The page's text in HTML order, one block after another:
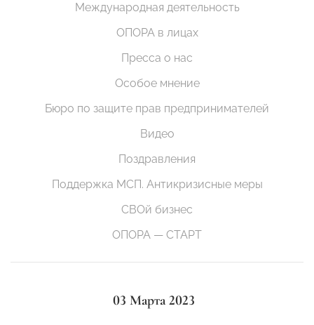
Международная деятельность
ОПОРА в лицах
Пресса о нас
Особое мнение
Бюро по защите прав предпринимателей
Видео
Поздравления
Поддержка МСП. Антикризисные меры
СВОй бизнес
ОПОРА — СТАРТ
03 Марта 2023